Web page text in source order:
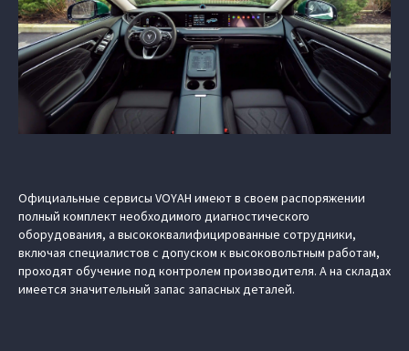
Официальные сервисы VOYAH имеют в своем распоряжении
полный комплект необходимого диагностического
оборудования, а высококвалифицированные сотрудники,
включая специалистов с допуском к высоковольтным работам,
проходят обучение под контролем производителя. А на складах
имеется значительный запас запасных деталей.